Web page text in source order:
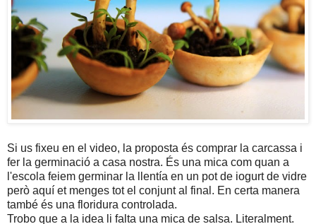
Si us fixeu en el video, la proposta és comprar la carcassa i
fer la germinació a casa nostra. És una mica com quan a
l'escola feiem germinar la llentía en un pot de iogurt de vidre
però aquí et menges tot el conjunt al final. En certa manera
també és una floridura controlada.
Trobo que a la idea li falta una mica de salsa. Literalment.